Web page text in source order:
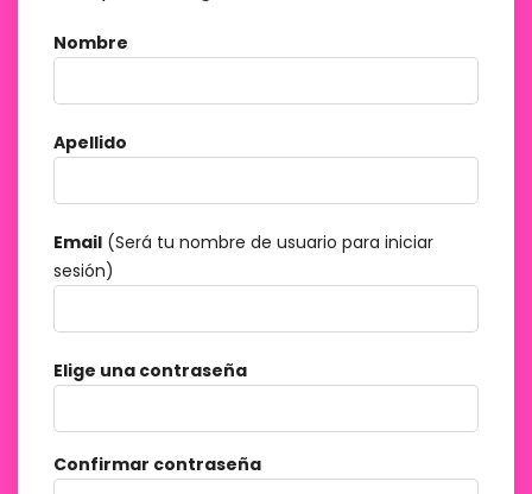
Nombre
Apellido
Email (Será tu nombre de usuario para iniciar
sesión)
Elige una contraseña
Confirmar contraseña